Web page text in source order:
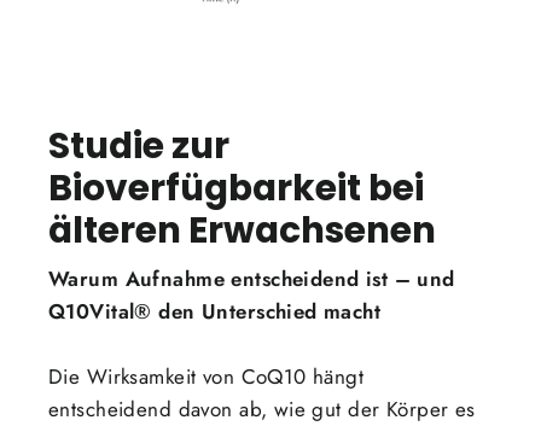
Studie zur
Bioverfügbarkeit bei
älteren Erwachsenen
Warum Aufnahme entscheidend ist – und
Q10Vital® den Unterschied macht
Die Wirksamkeit von CoQ10 hängt
entscheidend davon ab, wie gut der Körper es